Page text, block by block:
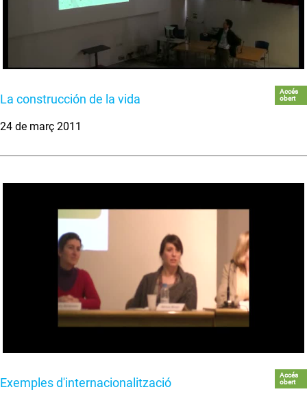
La construcción de la vida
Accés
obert
24 de març 2011
Exemples d'internacionalització
Accés
obert